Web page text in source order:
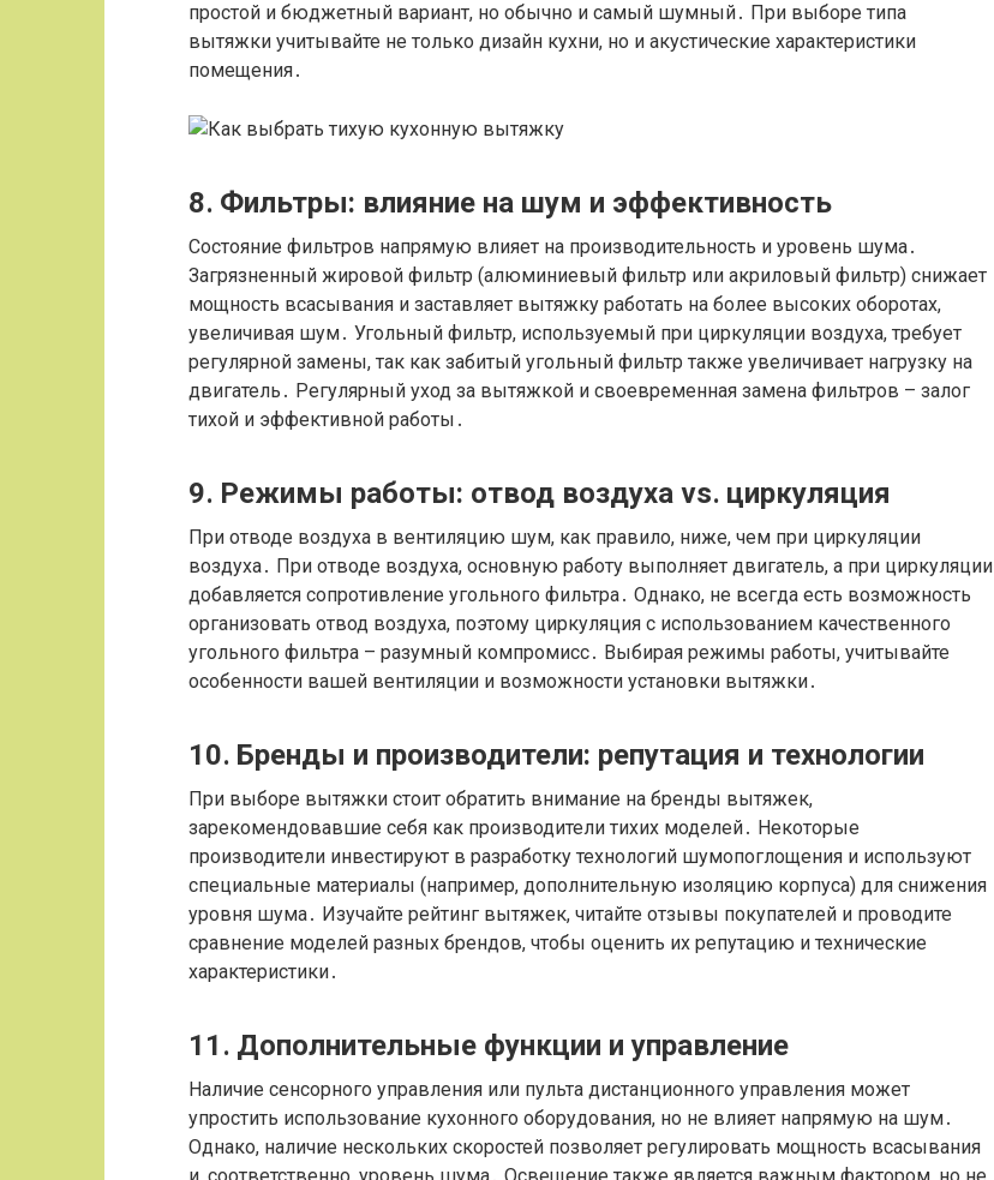
простой и бюджетный вариант, но обычно и самый шумный․ При выборе типа
вытяжки учитывайте не только дизайн кухни, но и акустические характеристики
помещения․
8․ Фильтры: влияние на шум и эффективность
Состояние фильтров напрямую влияет на производительность и уровень шума․
Загрязненный жировой фильтр (алюминиевый фильтр или акриловый фильтр) снижает
мощность всасывания и заставляет вытяжку работать на более высоких оборотах,
увеличивая шум․ Угольный фильтр, используемый при циркуляции воздуха, требует
регулярной замены, так как забитый угольный фильтр также увеличивает нагрузку на
двигатель․ Регулярный уход за вытяжкой и своевременная замена фильтров – залог
тихой и эффективной работы․
9․ Режимы работы: отвод воздуха vs․ циркуляция
При отводе воздуха в вентиляцию шум, как правило, ниже, чем при циркуляции
воздуха․ При отводе воздуха, основную работу выполняет двигатель, а при циркуляции
добавляется сопротивление угольного фильтра․ Однако, не всегда есть возможность
организовать отвод воздуха, поэтому циркуляция с использованием качественного
угольного фильтра – разумный компромисс․ Выбирая режимы работы, учитывайте
особенности вашей вентиляции и возможности установки вытяжки․
10․ Бренды и производители: репутация и технологии
При выборе вытяжки стоит обратить внимание на бренды вытяжек,
зарекомендовавшие себя как производители тихих моделей․ Некоторые
производители инвестируют в разработку технологий шумопоглощения и используют
специальные материалы (например, дополнительную изоляцию корпуса) для снижения
уровня шума․ Изучайте рейтинг вытяжек, читайте отзывы покупателей и проводите
сравнение моделей разных брендов, чтобы оценить их репутацию и технические
характеристики․
11․ Дополнительные функции и управление
Наличие сенсорного управления или пульта дистанционного управления может
упростить использование кухонного оборудования, но не влияет напрямую на шум․
Однако, наличие нескольких скоростей позволяет регулировать мощность всасывания